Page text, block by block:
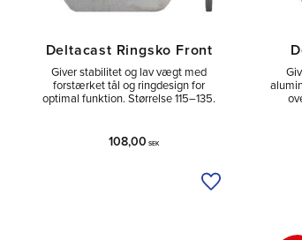
Deltacast Ringsko Front
Giver stabilitet og lav vægt med
forstærket tål og ringdesign for
optimal funktion. Størrelse 115–135.
108,00 SEK
Tilføj til